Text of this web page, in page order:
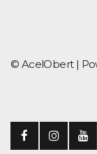
© AcelObert |